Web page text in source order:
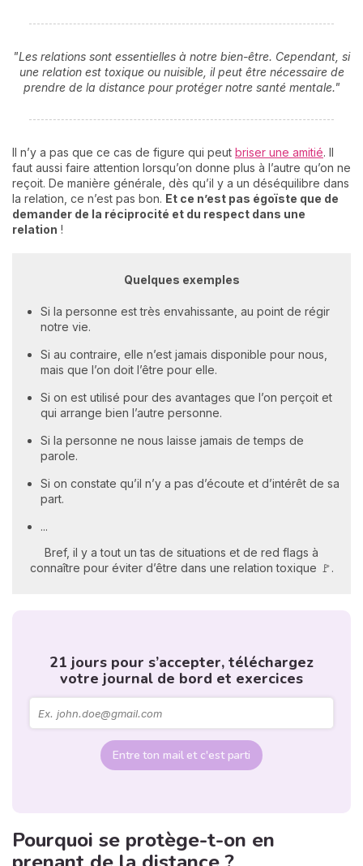
"Les relations sont essentielles à notre bien-être. Cependant, si
une relation est toxique ou nuisible, il peut être nécessaire de
prendre de la distance pour protéger notre santé mentale."
Il n’y a pas que ce cas de figure qui peut briser une amitié. Il
faut aussi faire attention lorsqu’on donne plus à l’autre qu’on ne
reçoit. De manière générale, dès qu’il y a un déséquilibre dans
la relation, ce n’est pas bon. Et ce n’est pas égoïste que de
demander de la réciprocité et du respect dans une
relation !
Quelques exemples
Si la personne est très envahissante, au point de régir
notre vie.
Si au contraire, elle n’est jamais disponible pour nous,
mais que l’on doit l’être pour elle.
Si on est utilisé pour des avantages que l’on perçoit et
qui arrange bien l’autre personne.
Si la personne ne nous laisse jamais de temps de
parole.
Si on constate qu’il n’y a pas d’écoute et d’intérêt de sa
part.
...
Bref, il y a tout un tas de situations et de red flags à
connaître pour éviter d’être dans une relation toxique 🚩.
21 jours pour s’accepter, téléchargez
votre journal de bord et exercices
Entre ton mail et c'est parti
Pourquoi se protège-t-on en